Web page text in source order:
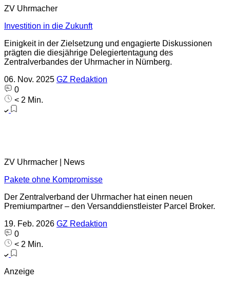
ZV Uhrmacher
Investition in die Zukunft
Einigkeit in der Zielsetzung und engagierte Diskussionen
prägten die diesjährige Delegiertentagung des
Zentralverbandes der Uhrmacher in Nürnberg.
06. Nov. 2025 GZ Redaktion
0
< 2 Min.
ZV Uhrmacher | News
Pakete ohne Kompromisse
Der Zentralverband der Uhrmacher hat einen neuen
Premiumpartner – den Versanddienstleister Parcel Broker.
19. Feb. 2026 GZ Redaktion
0
< 2 Min.
Anzeige